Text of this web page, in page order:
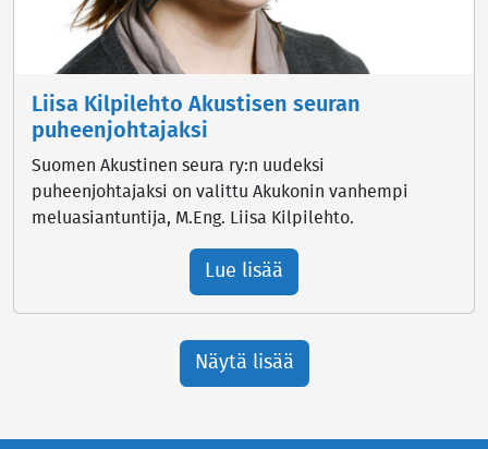
Liisa Kilpilehto Akustisen seuran
puheenjohtajaksi
Suomen Akustinen seura ry:n uudeksi
puheenjohtajaksi on valittu Akukonin vanhempi
meluasiantuntija, M.Eng. Liisa Kilpilehto.
Lue lisää
Näytä lisää